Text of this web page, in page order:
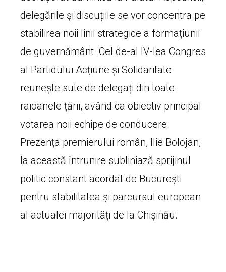
delegările și discuțiile se vor concentra pe
stabilirea noii linii strategice a formațiunii
de guvernământ. Cel de-al IV-lea Congres
al Partidului Acțiune și Solidaritate
reunește sute de delegați din toate
raioanele țării, având ca obiectiv principal
votarea noii echipe de conducere.
Prezența premierului român, Ilie Bolojan,
la această întrunire subliniază sprijinul
politic constant acordat de București
pentru stabilitatea și parcursul european
al actualei majorități de la Chișinău.